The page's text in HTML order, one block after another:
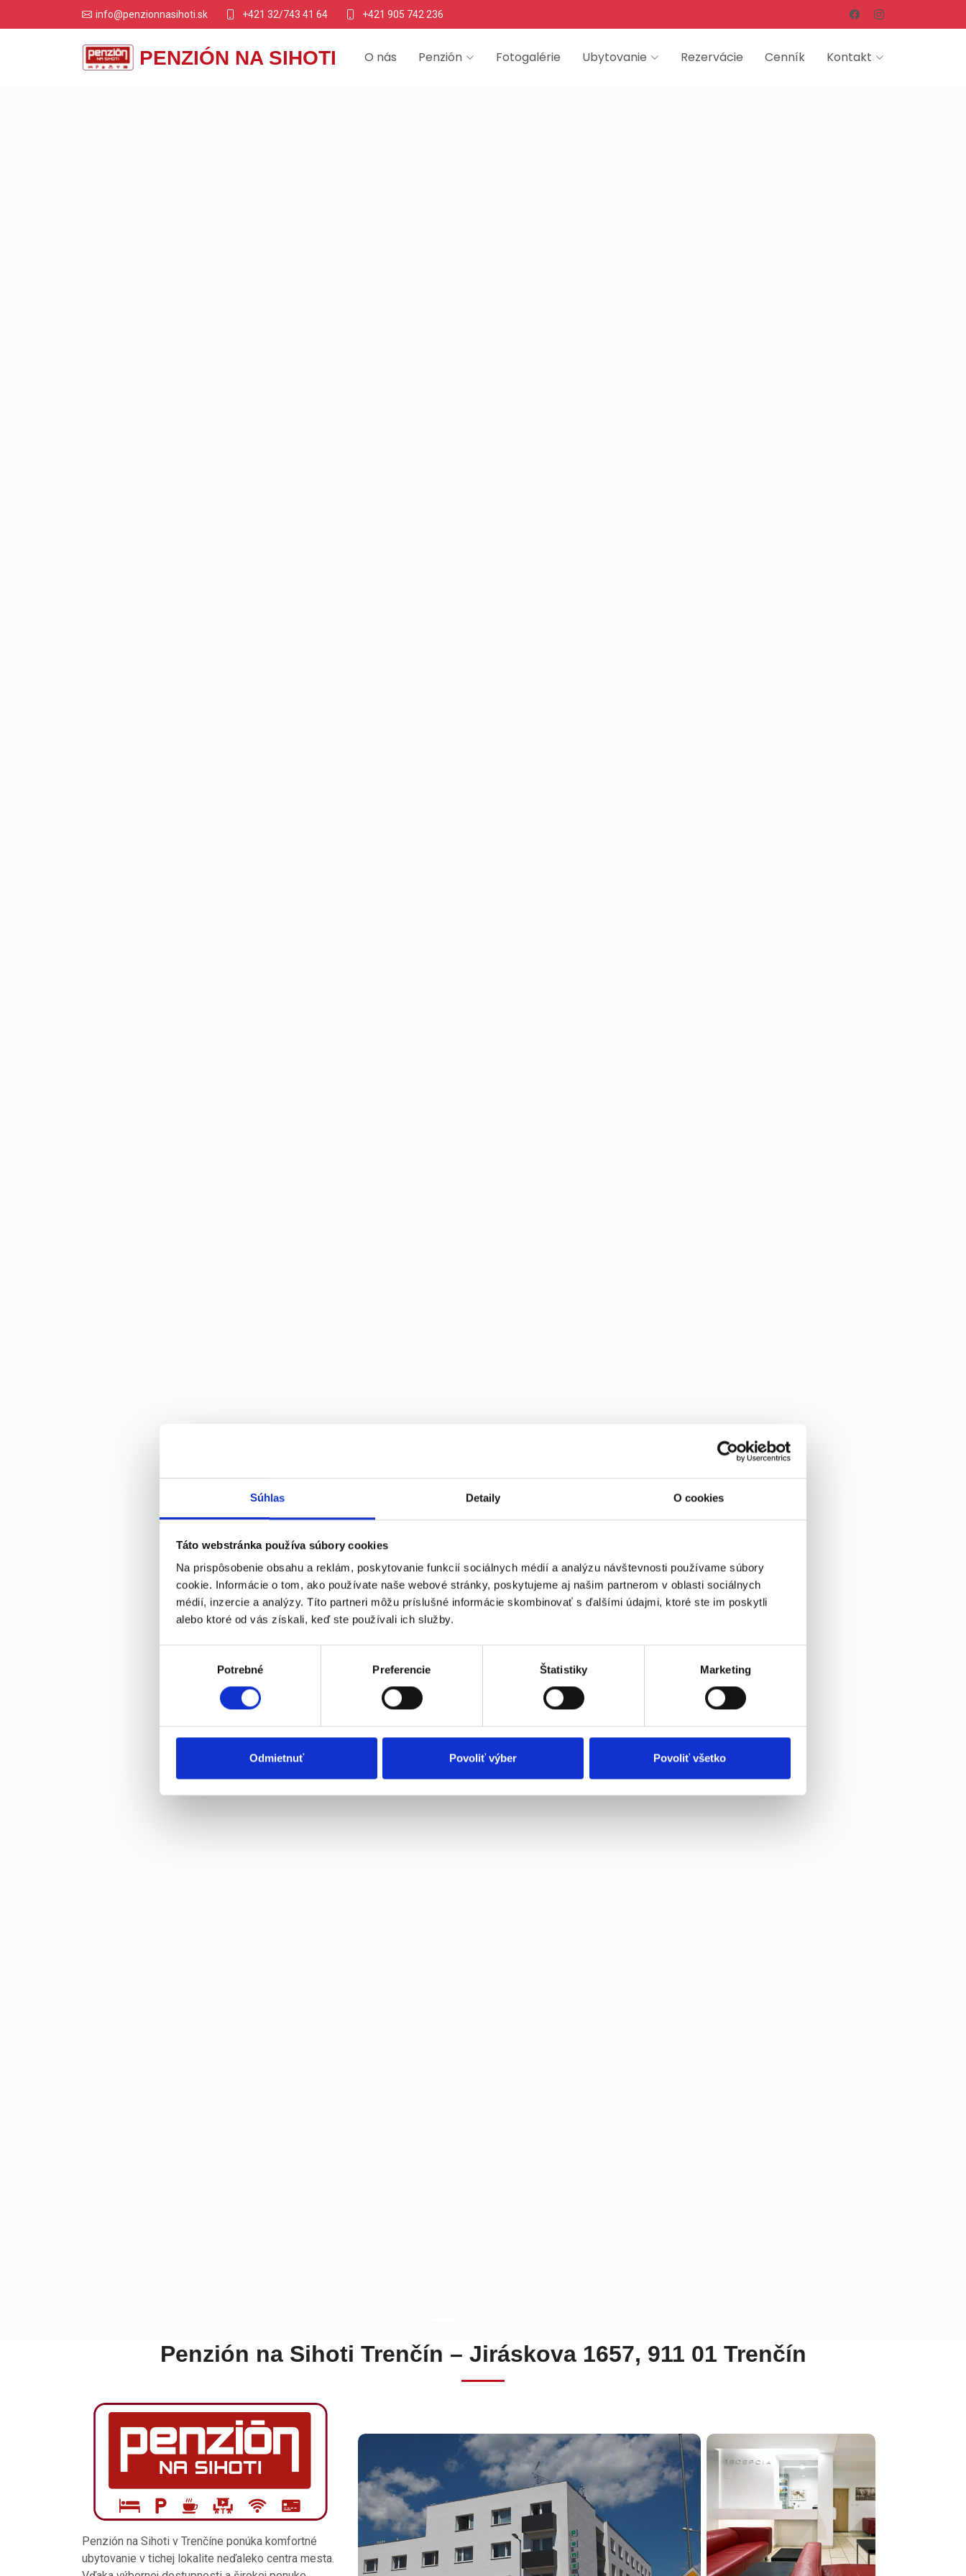
Súhlas Detaily O cookies
Táto webstránka používa súbory cookies
Na prispôsobenie obsahu a reklám, poskytovanie funkcií sociálnych médií a analýzu návštevnosti používame súbory
cookie. Informácie o tom, ako používate naše webové stránky, poskytujeme aj našim partnerom v oblasti sociálnych
médií, inzercie a analýzy. Títo partneri môžu príslušné informácie skombinovať s ďalšími údajmi, ktoré ste im poskytli
alebo ktoré od vás získali, keď ste používali ich služby.
Potrebné Preferencie Štatistiky Marketing
Odmietnuť Povoliť výber Povoliť všetko
info@penzionnasihoti.sk +421 32/743 41 64 +421 905 742 236
PENZIÓN NA SIHOTI O nás Penzión Fotogalérie Ubytovanie Rezervácie Cenník Kontakt
Penzión na Sihoti Trenčín – Jiráskova 1657, 911 01 Trenčín
Penzión na Sihoti v Trenčíne ponúka komfortné
ubytovanie v tichej lokalite neďaleko centra mesta.